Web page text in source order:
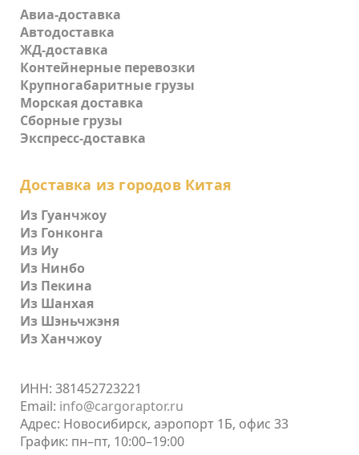
Авиа-доставка
Автодоставка
ЖД-доставка
Контейнерные перевозки
Крупногабаритные грузы
Морская доставка
Сборные грузы
Экспресс-доставка
Доставка из городов Китая
Из Гуанчжоу
Из Гонконга
Из Иу
Из Нинбо
Из Пекина
Из Шанхая
Из Шэньчжэня
Из Ханчжоу
ИНН: 381452723221
Email: info@cargoraptor.ru
Адрес: Новосибирск, аэропорт 1Б, офис 33
График: пн–пт, 10:00–19:00